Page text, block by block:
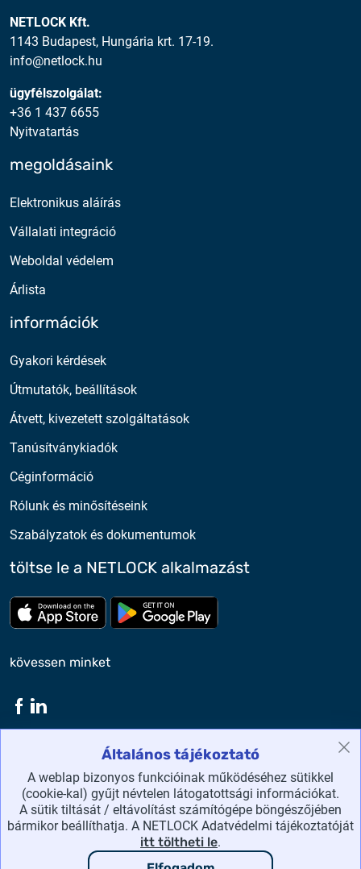
Általános tájékoztató
A weblap bizonyos funkcióinak működéséhez sütikkel
(cookie-kal) gyűjt névtelen látogatottsági információkat.
A sütik tiltását / eltávolítást számítógépe böngészőjében
bármikor beállíthatja. A NETLOCK Adatvédelmi tájékoztatóját
itt töltheti le.
NETLOCK Kft.
1143 Budapest, Hungária krt. 17-19.
info@netlock.hu
ügyfélszolgálat:
+36 1 437 6655
Nyitvatartás
megoldásaink
Elektronikus aláírás
Vállalati integráció
Weboldal védelem
Árlista
információk
Gyakori kérdések
Útmutatók, beállítások
Átvett, kivezetett szolgáltatások
Tanúsítványkiadók
Céginformáció
Rólunk és minősítéseink
Szabályzatok és dokumentumok
töltse le a NETLOCK alkalmazást
Töltse le az App Store-bólTöltse le a google play-
kövessen minket
NETLOCK Kft. ©2026 Minden jog fenntartva.
honlaptérkép
adatvédelmi irányelvek